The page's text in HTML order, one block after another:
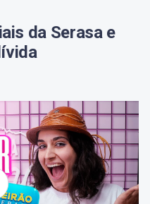
Limpa Nome
da Serasa e